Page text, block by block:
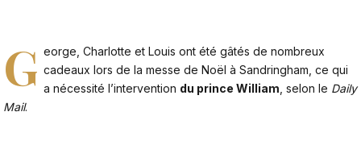
G eorge, Charlotte et Louis ont été gâtés de nombreux
cadeaux lors de la messe de Noël à Sandringham, ce qui
a nécessité l’intervention du prince William, selon le Daily
Mail.